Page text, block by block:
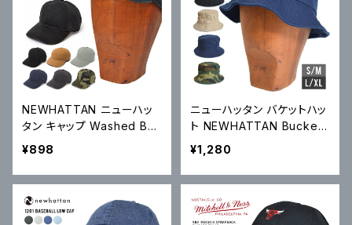
NEWHATTAN ニューハッ
タン キャップ Washed Bas
eball Cap 帽子 6パネルキ
ップ 1400
¥898
ニューハッタン バケットハッ
ト NEWHATTAN Bucket
Hat Cap ハット 帽子 1500
¥1,280